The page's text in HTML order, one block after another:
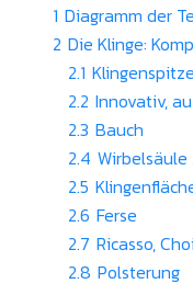
1 Diagramm der
2 Die Klinge:
2.1
2.2 Innovativ,
2.3 Bauch
2.4 Wirbelsäule
2.5
2.6 Ferse
2.7 Ricasso,
2.8 Polsterung